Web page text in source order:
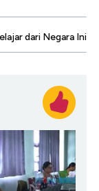
dari Negara Ini